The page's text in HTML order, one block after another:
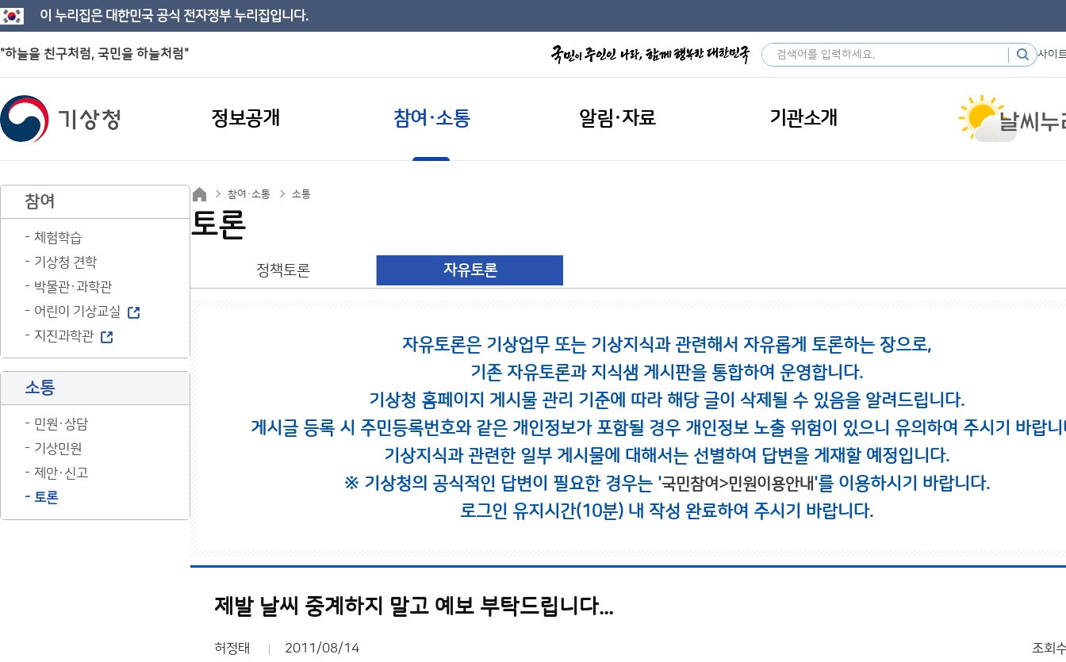
이 누리집은 대한민국 공식 전자정부 누리집입니다.
"하늘을 친구처럼, 국민을 하늘처럼" 사이
정보공개 참여·소통 알림·자료 기관소개
참여
체험학습
기상청 견학
박물관·과학관
어린이 기상교실
지진과학관
소통
민원·상담
기상민원
제안·신고
토론
참여·소통 소통
토론
정책토론 자유토론
자유토론은 기상업무 또는 기상지식과 관련해서 자유롭게 토론하는 장으로,
기존 자유토론과 지식샘 게시판을 통합하여 운영합니다.
기상청 홈페이지 게시물 관리 기준에 따라 해당 글이 삭제될 수 있음을 알려드립니다.
게시글 등록 시 주민등록번호와 같은 개인정보가 포함될 경우 개인정보 노출 위험이 있으니 유의하여 주시기 바랍니
기상지식과 관련한 일부 게시물에 대해서는 선별하여 답변을 게재할 예정입니다.
※ 기상청의 공식적인 답변이 필요한 경우는 '국민참여>민원이용안내'를 이용하시기 바랍니다.
로그인 유지시간(10분) 내 작성 완료하여 주시기 바랍니다.
제발 날씨 중계하지 말고 예보 부탁드립니다...
허정태 2011/08/14 조회